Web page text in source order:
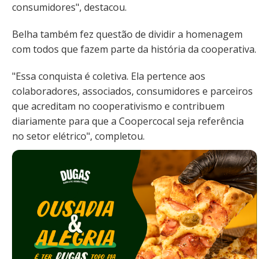
consumidores", destacou.
Belha também fez questão de dividir a homenagem
com todos que fazem parte da história da cooperativa.
"Essa conquista é coletiva. Ela pertence aos
colaboradores, associados, consumidores e parceiros
que acreditam no cooperativismo e contribuem
diariamente para que a Coopercocal seja referência
no setor elétrico", completou.